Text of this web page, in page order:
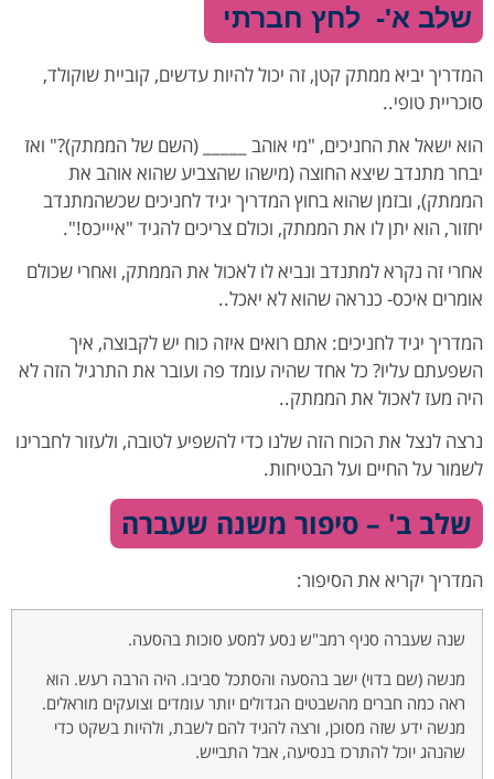
שלב א'- לחץ חברתי
המדריך יביא ממתק קטן, זה יכול להיות עדשים, קוביית שוקולד,
סוכריית טופי..
הוא ישאל את החניכים, "מי אוהב _____ (השם של הממתק)?" ואז
יבחר מתנדב שיצא החוצה (מישהו שהצביע שהוא אוהב את
הממתק), ובזמן שהוא בחוץ המדריך יגיד לחניכים שכשהמתנדב
יחזור, הוא יתן לו את הממתק, וכולם צריכים להגיד "איייכס!".
אחרי זה נקרא למתנדב ונביא לו לאכול את הממתק, ואחרי שכולם
אומרים איכס- כנראה שהוא לא יאכל..
המדריך יגיד לחניכים: אתם רואים איזה כוח יש לקבוצה, איך
השפעתם עליו? כל אחד שהיה עומד פה ועובר את התרגיל הזה לא
היה מעז לאכול את הממתק..
נרצה לנצל את הכוח הזה שלנו כדי להשפיע לטובה, ולעזור לחברינו
לשמור על החיים ועל הבטיחות.
שלב ב' – סיפור משנה שעברה
המדריך יקריא את הסיפור:
שנה שעברה סניף רמב"ש נסע למסע סוכות בהסעה.
מנשה (שם בדוי) ישב בהסעה והסתכל סביבו. היה הרבה רעש. הוא
ראה כמה חברים מהשבטים הגדולים יותר עומדים וצועקים מוראלים.
מנשה ידע שזה מסוכן, ורצה להגיד להם לשבת, ולהיות בשקט כדי
שהנהג יוכל להתרכז בנסיעה, אבל התבייש.